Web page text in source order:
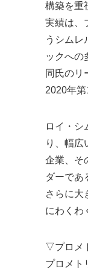
構築を重
実績は、
うシムレ
ックへの
同氏のリ
2020年
ロイ・シ
り、幅広
企業、そ
ダーであ
さらに大
にわくわ
▽プロメ
プロメト